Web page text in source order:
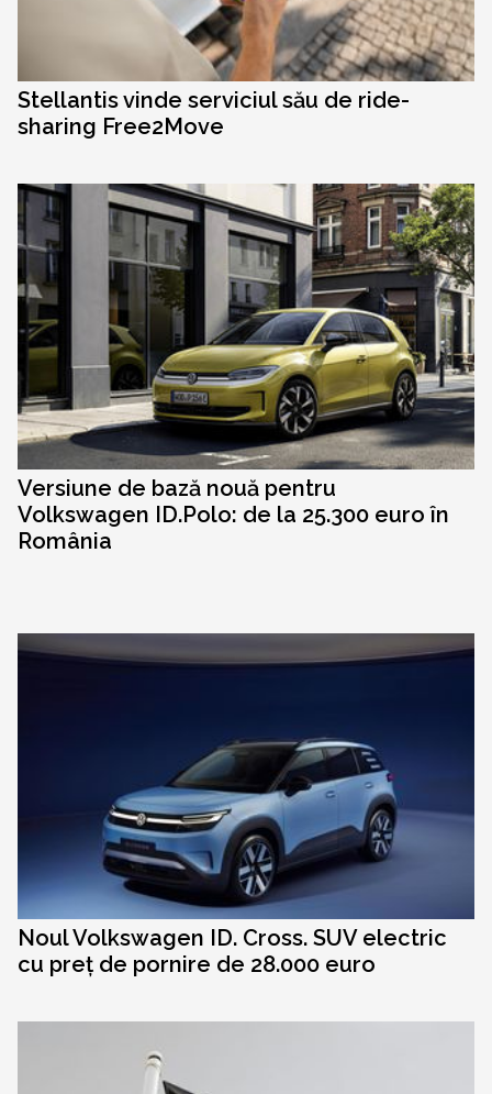
Stellantis vinde serviciul său de ride-
sharing Free2Move
Versiune de bază nouă pentru
Volkswagen ID.Polo: de la 25.300 euro în
România
Noul Volkswagen ID. Cross. SUV electric
cu preț de pornire de 28.000 euro